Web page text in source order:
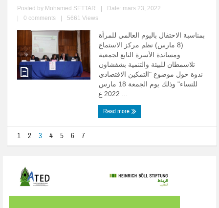
Posted by Mohamed SETTAR
Date: mars 23, 2022
0 comments 5661 Views
بمناسبة الاحتفال باليوم العالمي للمرأة
(8 مارس) نظم مركز الاستماع
ومساندة الأسرة التابع لجمعية
تلاسمطان للبيئة والتنمية بشفشاون
ندوة حول موضوع "التمكين الاقتصادي
للنساء" وذلك يوم الجمعة 18 مارس
Read more
1 2 3 4 5 6 7